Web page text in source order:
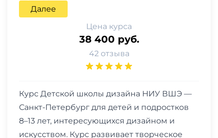
Далее
Цена курса
38 400 руб.
42 отзыва
Курс Детской школы дизайна НИУ ВШЭ —
Санкт-Петербург для детей и подростков
8–13 лет, интересующихся дизайном и
искусством. Курс развивает творческое